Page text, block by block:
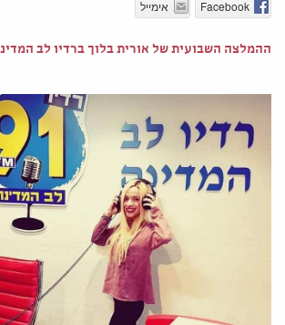
Facebook אימייל
ההמלצה השבועית של אורית בלוך ברדיו לב